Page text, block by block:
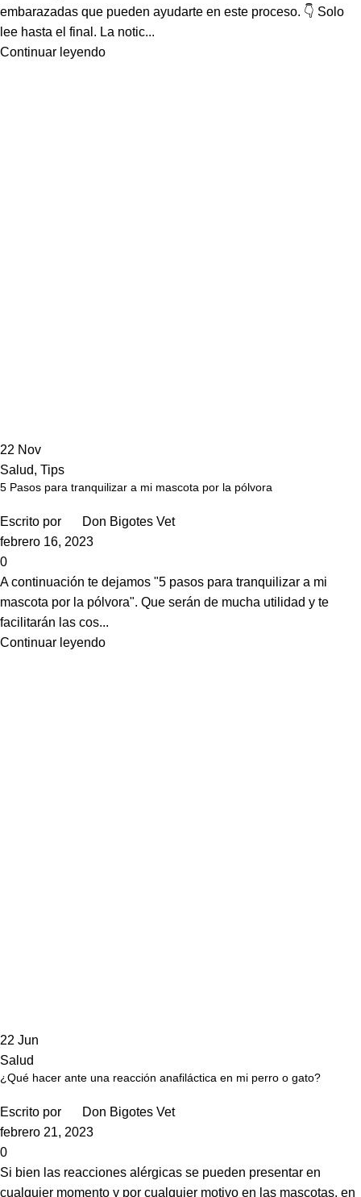
embarazadas que pueden ayudarte en este proceso. 👇 Solo
lee hasta el final. La notic...
Continuar leyendo
22 Nov
Salud, Tips
5 Pasos para tranquilizar a mi mascota por la pólvora
Escrito por
Don Bigotes Vet
febrero 16, 2023
0
A continuación te dejamos "5 pasos para tranquilizar a mi
mascota por la pólvora". Que serán de mucha utilidad y te
facilitarán las cos...
Continuar leyendo
22 Jun
Salud
¿Qué hacer ante una reacción anafiláctica en mi perro o gato?
Escrito por
Don Bigotes Vet
febrero 21, 2023
0
Si bien las reacciones alérgicas se pueden presentar en
cualquier momento y por cualquier motivo en las mascotas, en